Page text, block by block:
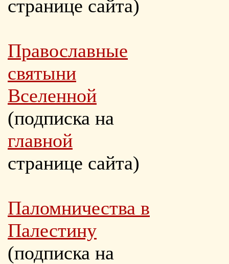
странице сайта)
Православные
святыни
Вселенной
(подписка на
главной
странице сайта)
Паломничества в
Палестину
(подписка на